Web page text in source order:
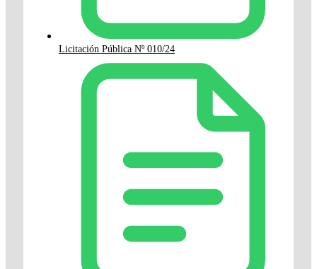
Licitación Pública Nº 010/24